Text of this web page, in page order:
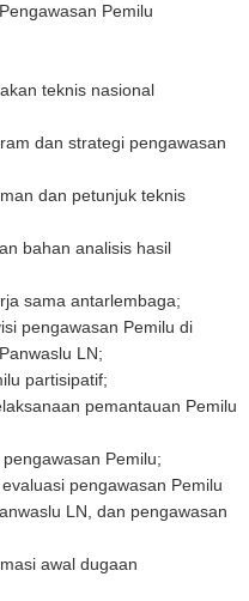
Pemilu
teknis nasional
dan strategi pengawasan
dan petunjuk teknis
bahan analisis hasil
sama antarlembaga;
pengawasan Pemilu di
LN;
partisipatif;
pemantauan Pemilu
Pemilu;
pengawasan Pemilu
LN, dan pengawasan
awal dugaan